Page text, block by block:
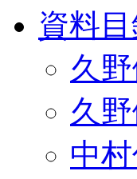
資料
久
久
中